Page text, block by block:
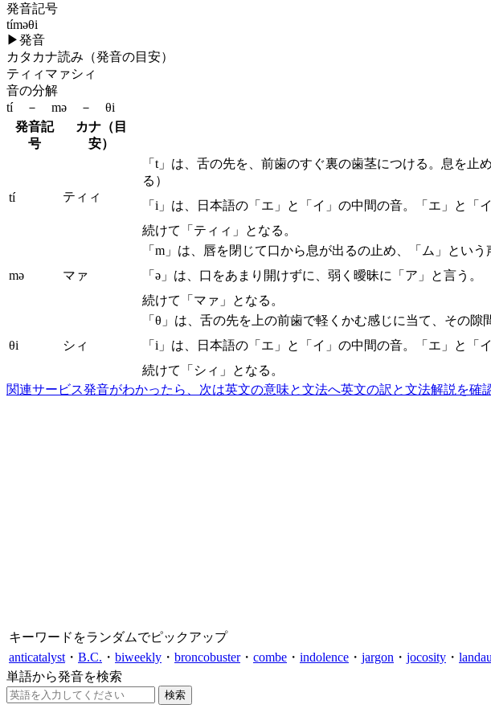
発音記号
tíməθi
▶発音
カタカナ読み（発音の目安）
ティィマァシィ
音の分解
tí － mə － θi
発音記
号
カナ（目
安）
tí ティィ
「t」は、舌の先を、前歯のすぐ裏の歯茎につける。息を
る）
「i」は、日本語の「エ」と「イ」の中間の音。「エ」と「
続けて「ティィ」となる。
mə マァ
「m」は、唇を閉じて口から息が出るの止め、「ム」という
「ə」は、口をあまり開けずに、弱く曖昧に「ア」と言う。
続けて「マァ」となる。
θi シィ
「θ」は、舌の先を上の前歯で軽くかむ感じに当て、その
「i」は、日本語の「エ」と「イ」の中間の音。「エ」と「
続けて「シィ」となる。
関連サービス発音がわかったら、次は英文の意味と文法へ英文の訳と文法解説を確
キーワードをランダムでピックアップ
anticatalyst ・ B.C. ・ biweekly ・ broncobuster・ combe ・ indolence ・ jargon ・ jocosity ・ landau
単語から発音を検索